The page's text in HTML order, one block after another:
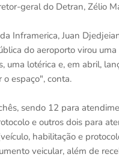
geral do Detran, Zélio
Inframerica, Juan
do aeroporto virou
uma lotérica e, em abril,
o espaço", conta.
sendo 12 para
e outros dois para
habilitação e
veicular, além de